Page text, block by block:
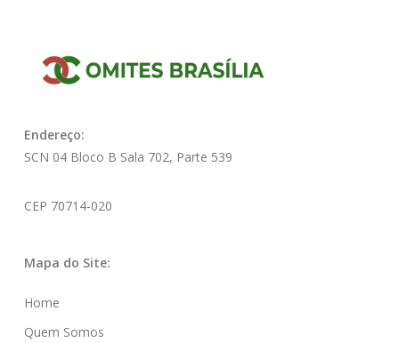
Endereço:
SCN 04 Bloco B Sala 702, Parte 539
CEP 70714-020
Mapa do Site:
Home
Quem Somos